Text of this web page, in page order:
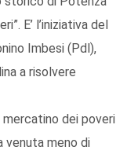
E’ l’iniziativa del
Imbesi (Pdl),
a risolvere
mercatino dei poveri
venuta meno di